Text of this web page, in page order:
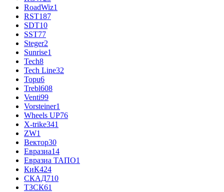
RoadWiz1
RST187
SDT10
SST77
Steger2
Sunrise1
Tech8
Tech Line32
Topu6
Trebl608
Venti99
Vorsteiner1
Wheels UP76
X-trike341
ZW1
Вектор30
Евразиа14
Евразиа ТАПО1
КиК424
СКАД710
ТЗСК61